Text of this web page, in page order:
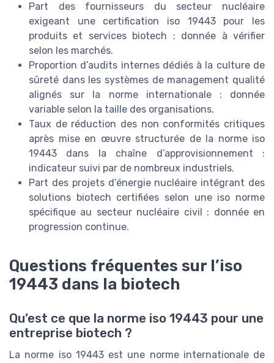
Part des fournisseurs du secteur nucléaire
exigeant une certification iso 19443 pour les
produits et services biotech : donnée à vérifier
selon les marchés.
Proportion d’audits internes dédiés à la culture de
sûreté dans les systèmes de management qualité
alignés sur la norme internationale : donnée
variable selon la taille des organisations.
Taux de réduction des non conformités critiques
après mise en œuvre structurée de la norme iso
19443 dans la chaîne d’approvisionnement :
indicateur suivi par de nombreux industriels.
Part des projets d’énergie nucléaire intégrant des
solutions biotech certifiées selon une iso norme
spécifique au secteur nucléaire civil : donnée en
progression continue.
Questions fréquentes sur l’iso
19443 dans la biotech
Qu’est ce que la norme iso 19443 pour une
entreprise biotech ?
La norme iso 19443 est une norme internationale de